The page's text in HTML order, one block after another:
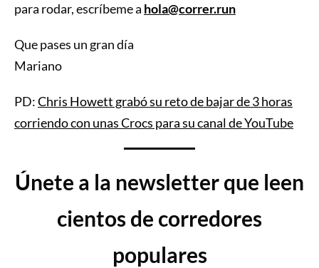
para rodar, escríbeme a hola@correr.run
Que pases un gran día
Mariano
PD:Chris Howett grabó su reto de bajar de 3 horas
corriendo con unas Crocs para su canal de YouTube
Únete a la newsletter que leen
cientos de corredores
populares